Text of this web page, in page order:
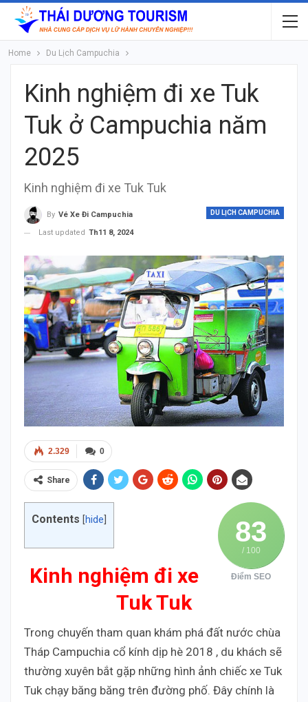
Home Du Lịch Campuchia
Kinh nghiệm đi xe Tuk
Tuk ở Campuchia năm
2025
Kinh nghiệm đi xe Tuk Tuk
DU LỊCH CAMPUCHIA
By Vé Xe Đi Campuchia
Last updated Th11 8, 2024
0
2.329
Share
83
/ 100
Điểm SEO
Contents hide
Kinh nghiệm đi xe
Tuk Tuk
Trong chuyến tham quan khám phá đất nước chùa
Tháp Campuchia cổ kính dịp hè 2018 , du khách sẽ
thường xuyên bắt gặp những hình ảnh chiếc xe Tuk
Tuk chạy băng băng trên đường phố. Đây chính là